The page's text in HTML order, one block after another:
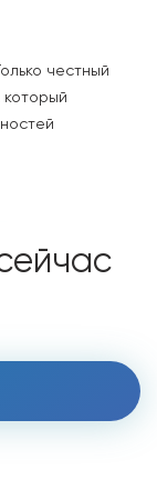
честный
который